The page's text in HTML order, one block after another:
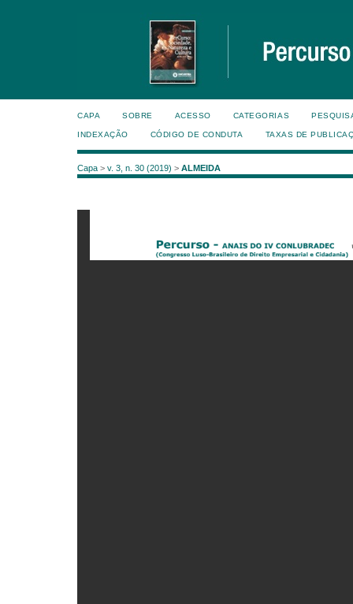
CAPA SOBRE ACESSO CATEGORIAS
INDEXAÇÃO CÓDIGO DE CONDUTA TAXAS DE
Capa > v. 3, n. 30 (2019) > ALMEIDA